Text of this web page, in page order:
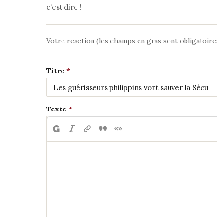
c’est dire !
Votre reaction (les champs en gras sont
Titre
Texte